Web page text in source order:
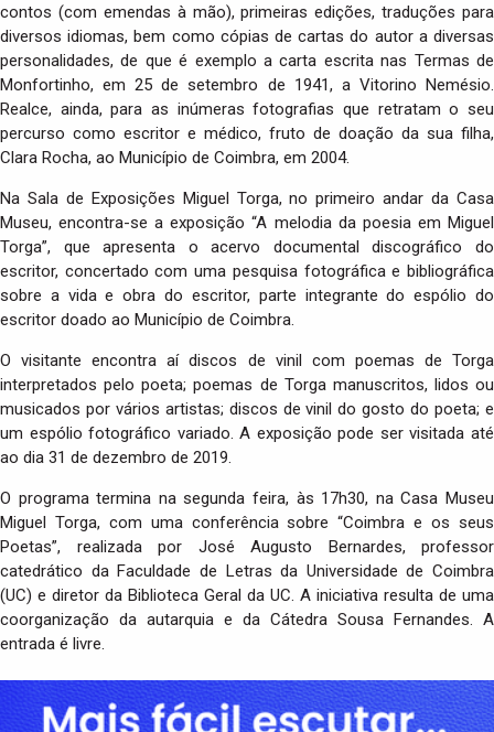
contos (com emendas à mão), primeiras edições, traduções para
diversos idiomas, bem como cópias de cartas do autor a diversas
personalidades, de que é exemplo a carta escrita nas Termas de
Monfortinho, em 25 de setembro de 1941, a Vitorino Nemésio.
Realce, ainda, para as inúmeras fotografias que retratam o seu
percurso como escritor e médico, fruto de doação da sua filha,
Clara Rocha, ao Município de Coimbra, em 2004.
Na Sala de Exposições Miguel Torga, no primeiro andar da Casa
Museu, encontra-se a exposição “A melodia da poesia em Miguel
Torga”, que apresenta o acervo documental discográfico do
escritor, concertado com uma pesquisa fotográfica e bibliográfica
sobre a vida e obra do escritor, parte integrante do espólio do
escritor doado ao Município de Coimbra.
O visitante encontra aí discos de vinil com poemas de Torga
interpretados pelo poeta; poemas de Torga manuscritos, lidos ou
musicados por vários artistas; discos de vinil do gosto do poeta; e
um espólio fotográfico variado. A exposição pode ser visitada até
ao dia 31 de dezembro de 2019.
O programa termina na segunda feira, às 17h30, na Casa Museu
Miguel Torga, com uma conferência sobre “Coimbra e os seus
Poetas”, realizada por José Augusto Bernardes, professor
catedrático da Faculdade de Letras da Universidade de Coimbra
(UC) e diretor da Biblioteca Geral da UC. A iniciativa resulta de uma
coorganização da autarquia e da Cátedra Sousa Fernandes. A
entrada é livre.